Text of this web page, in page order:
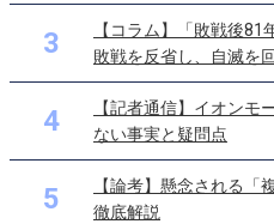
3
【コラム】「敗戦後
敗戦を反省し、自滅を
4
【記者通信】イオンモ
ない事実と疑問点
5
【論考】懸念される「
徹底解説